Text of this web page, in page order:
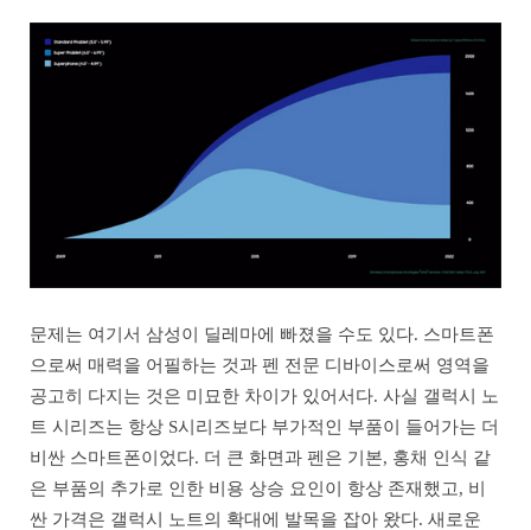
문제는 여기서 삼성이 딜레마에 빠졌을 수도 있다. 스마트폰
으로써 매력을 어필하는 것과 펜 전문 디바이스로써 영역을
공고히 다지는 것은 미묘한 차이가 있어서다. 사실 갤럭시 노
트 시리즈는 항상 S시리즈보다 부가적인 부품이 들어가는 더
비싼 스마트폰이었다. 더 큰 화면과 펜은 기본, 홍채 인식 같
은 부품의 추가로 인한 비용 상승 요인이 항상 존재했고, 비
싼 가격은 갤럭시 노트의 확대에 발목을 잡아 왔다. 새로운